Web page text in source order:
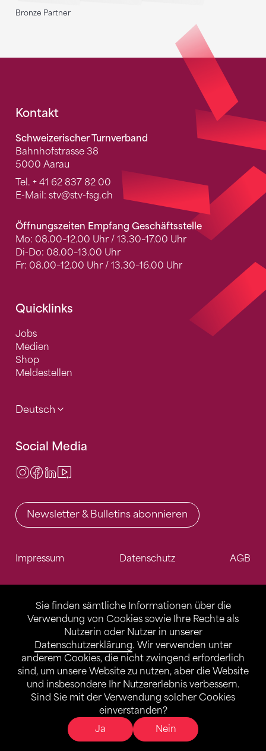
Sie finden sämtliche Informationen über die
Verwendung von Cookies sowie Ihre Rechte als
Nutzerin oder Nutzer in unserer
Datenschutzerklärung. Wir verwenden unter
anderem Cookies, die nicht zwingend erforderlich
sind, um unsere Website zu nutzen, aber die Website
und insbesondere Ihr Nutzererlebnis verbessern.
Sind Sie mit der Verwendung solcher Cookies
einverstanden?
Ja
Nein
Bronze Partner
Fusszeile
Kontakt
Schweizerischer Turnverband
Bahnhofstrasse 38
5000 Aarau
Tel. + 41 62 837 82 00
E-Mail: stv@stv-fsg.ch
Öffnungszeiten Empfang Geschäftsstelle
Mo: 08.00–12.00 Uhr / 13.30–17.00 Uhr
Di-Do: 08.00–13.00 Uhr
Fr: 08.00–12.00 Uhr / 13.30–16.00 Uhr
Quicklinks
Jobs
Medien
Shop
Meldestellen
Deutsch
Social Media
Instagram
Facebook
LinkedIn
Newsletter & Bulletins abonnieren
Impressum Datenschutz AGB